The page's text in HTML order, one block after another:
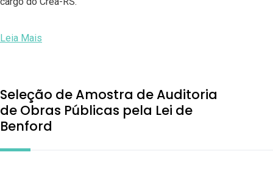
Leia Mais
Seleção de Amostra de Auditoria
de Obras Públicas pela Lei de
Benford